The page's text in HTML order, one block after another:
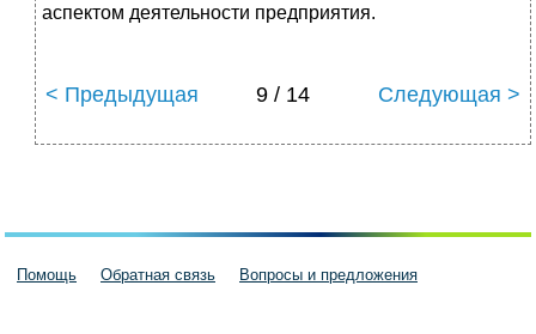
аспектом деятельности предприятия.
< Предыдущая 9 / 14 Следующая >
Помощь Обратная связь Вопросы и предложения